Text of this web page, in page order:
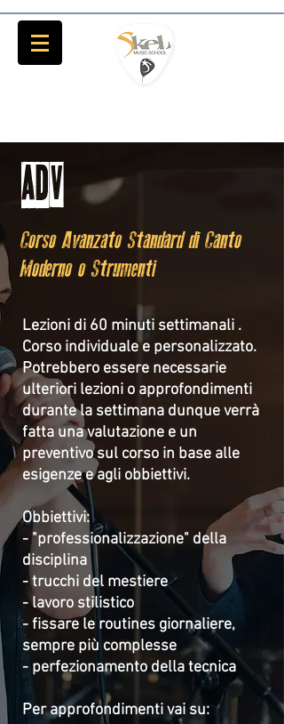
ADV
Corso Avanzato Standard di Canto
Moderno o Strumenti
Lezioni di 60 minuti settimanali .
Corso individuale e personalizzato.
Potrebbero essere necessarie
ulteriori lezioni o approfondimenti
durante la settimana dunque verrà
fatta una valutazione e un
preventivo sul corso in base alle
esigenze e agli obbiettivi.
Obbiettivi:
- "professionalizzazione" della
disciplina
- trucchi del mestiere
- lavoro stilistico
- fissare le routines giornaliere,
sempre più complesse
- perfezionamento della tecnica
Per approfondimenti vai su: